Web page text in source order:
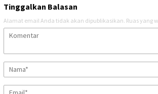
Tinggalkan Balasan
Alamat email Anda tidak akan dipublikasikan. Ruas yang